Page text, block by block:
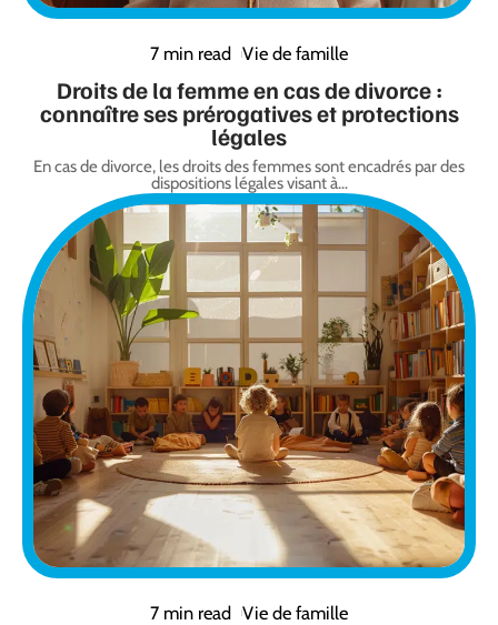
7 min read Vie de famille
Droits de la femme en cas de divorce :
connaître ses prérogatives et protections
légales
En cas de divorce, les droits des femmes sont encadrés par des
dispositions légales visant à…
7 min read Vie de famille